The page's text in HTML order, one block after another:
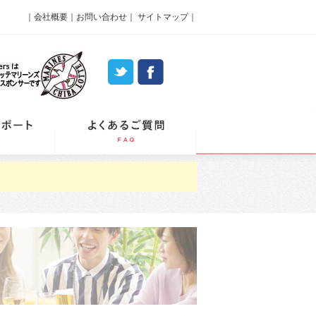
会社概要 お問い合わせ サイトマップ｜